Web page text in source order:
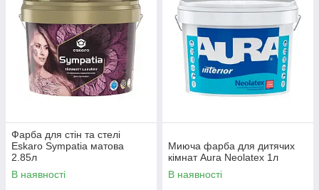
Фарба для стін та стелі
Eskaro Sympatia матова
2.85л
В наявності
Миюча фарба для дитячих
кімнат Aura Neolatex 1л
В наявності